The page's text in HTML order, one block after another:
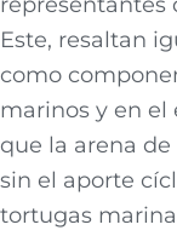
Este, resaltan
como
marinos y en el
que la arena
sin el aporte
tortugas